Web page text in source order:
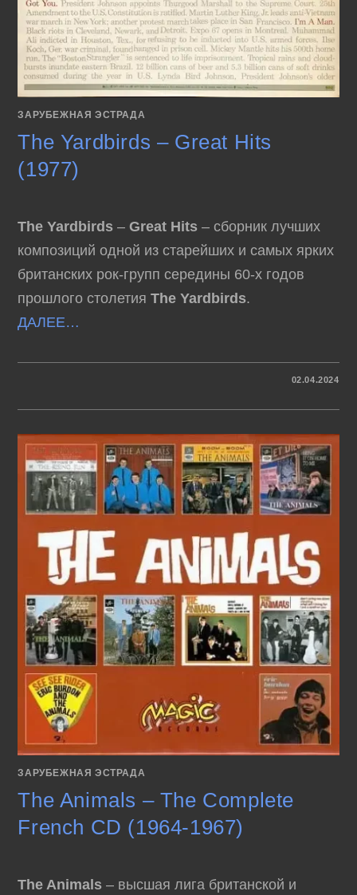
ЗАРУБЕЖНАЯ ЭСТРАДА
The Yardbirds – Great Hits
(1977)
The Yardbirds –Great Hits – сборник лучших
композиций одной из старейших и самых ярких
британских рок-групп середины 60-х годов
прошлого столетияThe Yardbirds.
ДАЛЕЕ…
YARDBIRDS
HITS
(1977)
02.04.2024
ЗАРУБЕЖНАЯ ЭСТРАДА
The Animals – The Complete
French CD (1964-1967)
The Animals – высшая лига британской и